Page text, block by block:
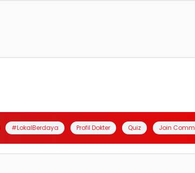
#LokalBerdaya Profil Dokter Quiz Join